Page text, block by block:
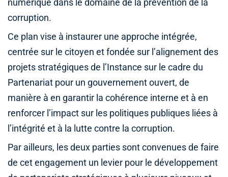
numérique dans le domaine de la prévention de la
corruption.
Ce plan vise à instaurer une approche intégrée,
centrée sur le citoyen et fondée sur l’alignement des
projets stratégiques de l’Instance sur le cadre du
Partenariat pour un gouvernement ouvert, de
manière à en garantir la cohérence interne et à en
renforcer l’impact sur les politiques publiques liées à
l’intégrité et à la lutte contre la corruption.
Par ailleurs, les deux parties sont convenues de faire
de cet engagement un levier pour le développement